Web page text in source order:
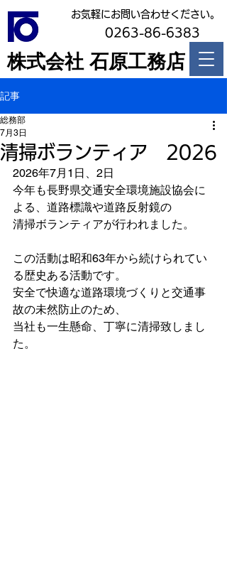
株式会社 石原工務店
お気軽にお問い合わせください。
0263-86-6383
記事
清掃ボランティア 2026
総務部
7月3日
2026年7月1日、2日
今年も長野県交通安全環境施設協会に
よる、道路標識や道路反射鏡の
清掃ボランティアが行われました。
この活動は昭和63年から続けられてい
る歴史ある活動です。
安全で快適な道路環境づくりと交通事
故の未然防止のため、
当社も一生懸命、丁寧に清掃致しまし
た。